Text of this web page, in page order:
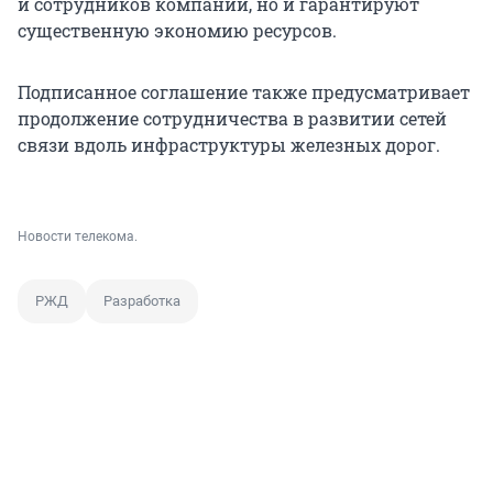
существенную экономию ресурсов.
Подписанное соглашение также предусматривает
продолжение сотрудничества в развитии сетей
связи вдоль инфраструктуры железных дорог.
Новости телекома.
РЖД Разработка